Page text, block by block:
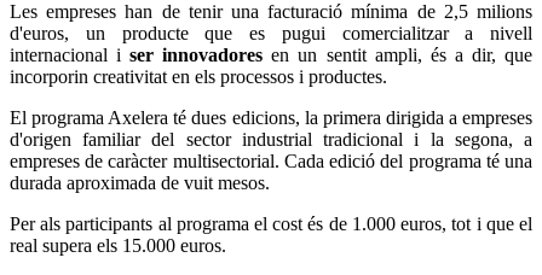
Les empreses han de tenir una facturació mínima de 2,5 milions
d'euros, un producte que es pugui comercialitzar a nivell
internacional iser innovadores en un sentit ampli, és a dir, que
incorporin creativitat en els processos i productes.
El programa Axelera té dues edicions, la primera dirigida a empreses
d'origen familiar del sector industrial tradicional i la segona, a
empreses de caràcter multisectorial. Cada edició del programa té una
durada aproximada de vuit mesos.
Per als participants al programa el cost és de 1.000 euros, tot i que el
real supera els 15.000 euros.